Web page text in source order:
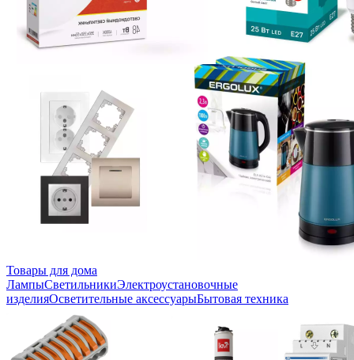
Товары для дома
ЛампыСветильникиЭлектроустановочные
изделияОсветительные аксессуарыБытовая техника